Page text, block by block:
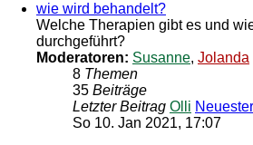
wie wird behandelt?
Welche Therapien gibt es und
durchgeführt?
Moderatoren: Susanne, Jolanda
8 Themen
35 Beiträge
Letzter Beitrag Olli
So 10. Jan 2021, 17:07